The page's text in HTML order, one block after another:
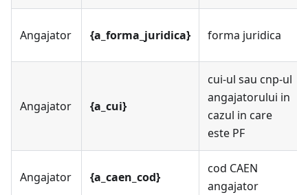
Angajator {a_forma_juridica} forma juridica
Angajator {a_cui}
cui-ul sau cnp-ul
angajatorului in
cazul in care
este PF
Angajator {a_caen_cod}
cod CAEN
angajator